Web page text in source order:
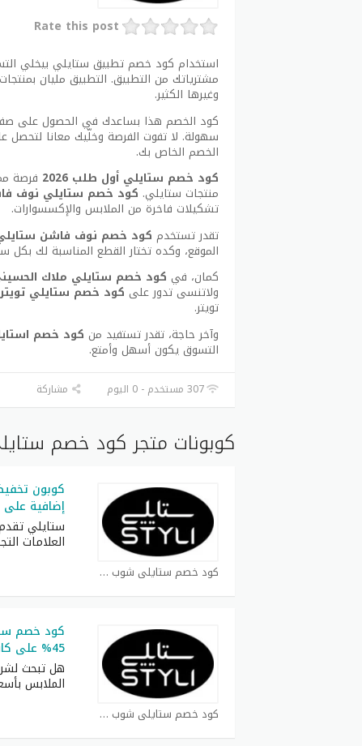
Rate this post
استخدام كود خصم تطبيق ستايلي بيخلي
مشترياتك من التطبيق. التطبيق مليان
وغيرها الكثير.
كود الخصم هذا بساعدك في الحصول على
سهولة. لا تفوت الفرصة وخلّيك معانا
الخصم الخاص بك.
كود خصم ستايلي أول طلب 2026
فرصة
منتجات ستايلي. كود خصم ستايلي نوف فاشن
تشكيلات فاخرة من الملابس والإكسسوارات.
تقدر تستخدم كود خصم نوف فاشن
الموقع، وكده تختار القطع المناسبة لك بكل
كمان، في كود خصم ستايلي ملاك
ولاتنسى تدور على كود خصم ستايلي تويتر 2026
تويتر.
وآخر حاجة، تقدر تستفيد من كود خصم
التسوق يكون أسهل وأمتع.
307 مستخدم - 0 اليوم مشاركة
كوبونات متجر كود خصم
كود خصم ستايلي شوب كوبون
إضافية
ستايلي
العلامات
كود خصم ستايلي شوب كوبون
45% على كافة طلبات
هل تبحث
الملابس